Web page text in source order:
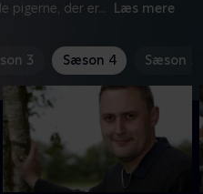
pigerne, der er... Læs mere
3 Sæson 4 Sæson 5